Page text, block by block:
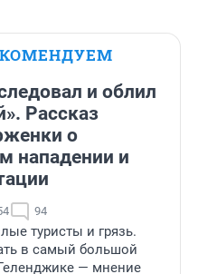
и облил
Рассказ
о
нападении и
94
туристы и грязь.
в самый большой
— мнение